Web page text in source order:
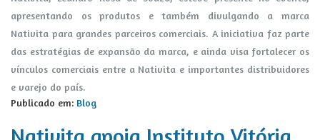
apresentando os produtos e também divulgando a marca
Nativita para grandes parceiros comerciais. A iniciativa faz parte
das estratégias de expansão da marca, e ainda visa fortalecer os
vínculos comerciais entre a Nativita e importantes distribuidores
e varejo do país.
Publicado em: Blog